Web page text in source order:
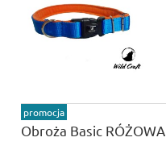
Obroża Basic RÓŻOWA
promocja